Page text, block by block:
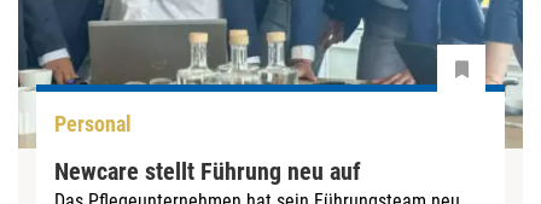
Personal
Newcare stellt Führung neu auf